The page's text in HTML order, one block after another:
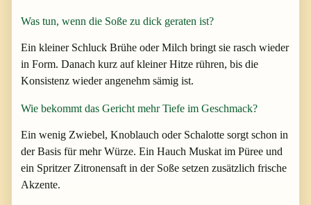
Was tun, wenn die Soße zu dick geraten ist?
Ein kleiner Schluck Brühe oder Milch bringt sie rasch wieder
in Form. Danach kurz auf kleiner Hitze rühren, bis die
Konsistenz wieder angenehm sämig ist.
Wie bekommt das Gericht mehr Tiefe im Geschmack?
Ein wenig Zwiebel, Knoblauch oder Schalotte sorgt schon in
der Basis für mehr Würze. Ein Hauch Muskat im Püree und
ein Spritzer Zitronensaft in der Soße setzen zusätzlich frische
Akzente.